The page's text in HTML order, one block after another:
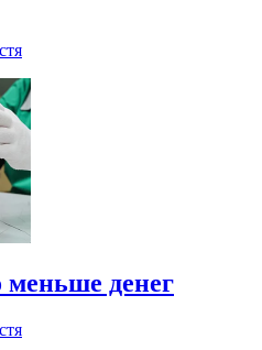
меньше денег